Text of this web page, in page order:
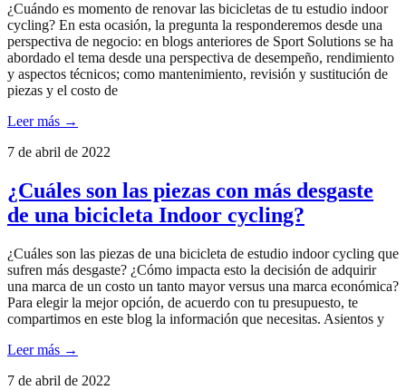
¿Cuándo es momento de renovar las bicicletas de tu estudio indoor
cycling? En esta ocasión, la pregunta la responderemos desde una
perspectiva de negocio: en blogs anteriores de Sport Solutions se ha
abordado el tema desde una perspectiva de desempeño, rendimiento
y aspectos técnicos; como mantenimiento, revisión y sustitución de
piezas y el costo de
Leer más →
7 de abril de 2022
¿Cuáles son las piezas con más desgaste
de una bicicleta Indoor cycling?
¿Cuáles son las piezas de una bicicleta de estudio indoor cycling que
sufren más desgaste? ¿Cómo impacta esto la decisión de adquirir
una marca de un costo un tanto mayor versus una marca económica?
Para elegir la mejor opción, de acuerdo con tu presupuesto, te
compartimos en este blog la información que necesitas. Asientos y
Leer más →
7 de abril de 2022